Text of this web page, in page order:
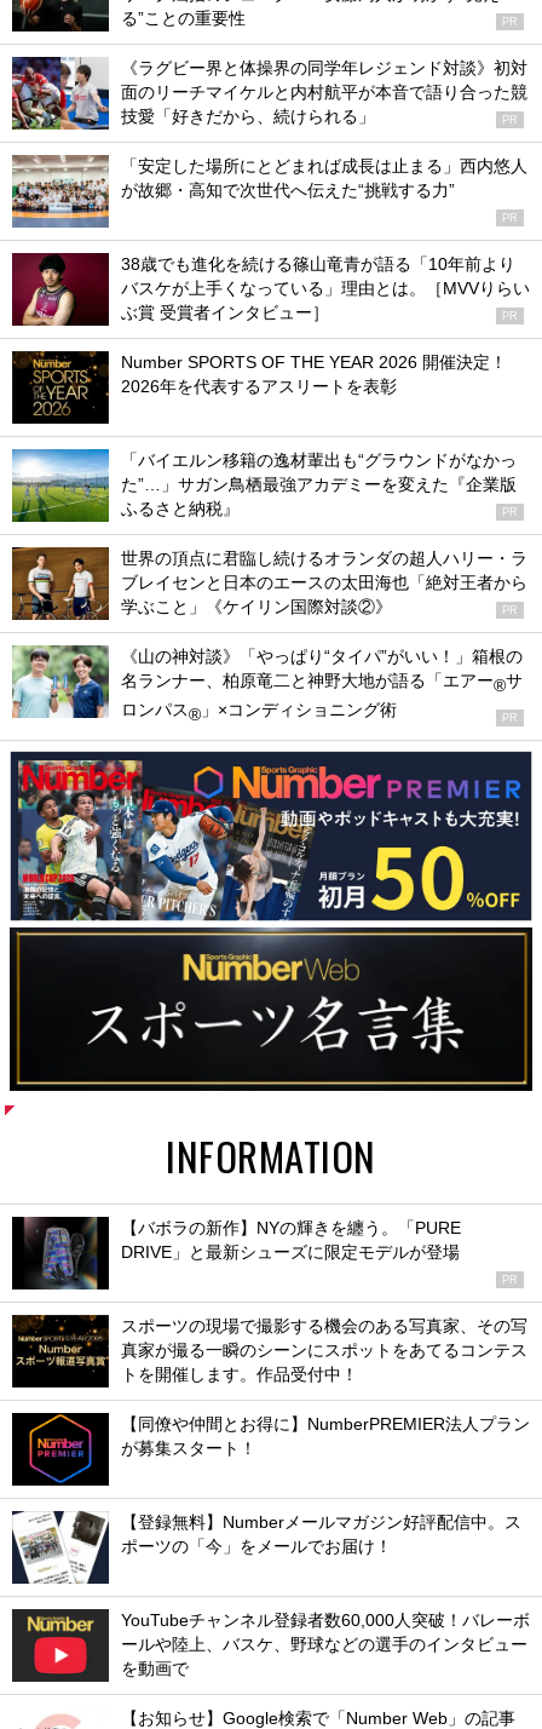
る”ことの重要性
PR
《ラグビー界と体操界の同学年レジェンド対談》初対
面のリーチマイケルと内村航平が本音で語り合った競
技愛「好きだから、続けられる」
PR
「安定した場所にとどまれば成長は止まる」西内悠人
が故郷・高知で次世代へ伝えた“挑戦する力”
PR
38歳でも進化を続ける篠山竜青が語る「10年前より
バスケが上手くなっている」理由とは。［MVVりらい
ぶ賞 受賞者インタビュー］
PR
Number SPORTS OF THE YEAR 2026 開催決定！
2026年を代表するアスリートを表彰
「バイエルン移籍の逸材輩出も“グラウンドがなかっ
た”…」サガン鳥栖最強アカデミーを変えた『企業版
ふるさと納税』
PR
世界の頂点に君臨し続けるオランダの超人ハリー・ラ
ブレイセンと日本のエースの太田海也「絶対王者から
学ぶこと」《ケイリン国際対談②》
PR
《山の神対談》「やっぱり“タイパ”がいい！」箱根の
名ランナー、柏原竜二と神野大地が語る「エアー®サ
ロンパス® 」×コンディショニング術 PR
INFORMATION
【バボラの新作】NYの輝きを纏う。「PURE
DRIVE」と最新シューズに限定モデルが登場
PR
スポーツの現場で撮影する機会のある写真家、その写
真家が撮る一瞬のシーンにスポットをあてるコンテス
トを開催します。作品受付中！
【同僚や仲間とお得に】NumberPREMIER法人プラン
が募集スタート！
【登録無料】Numberメールマガジン好評配信中。ス
ポーツの「今」をメールでお届け！
YouTubeチャンネル登録者数60,000人突破！バレーボ
ールや陸上、バスケ、野球などの選手のインタビュー
を動画で
【お知らせ】Google検索で「Number Web」の記事